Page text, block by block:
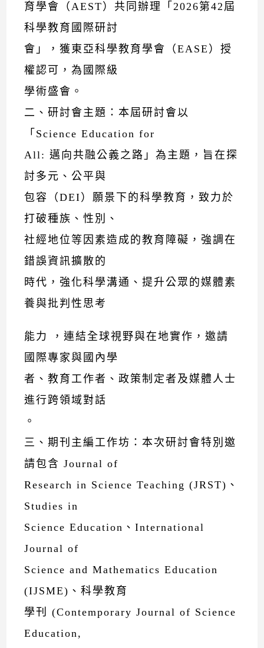
育學會（AEST）共同辦理「2026第42屆
科學教育國際研討
會」，獲東亞科學教育學會（EASE）授
權認可，為國際級
學術盛會。
二、研討會主題：本屆研討會以
「Science Education for
All: 邁向共融公義之路」為主題，旨在探
討多元、公平與
包容（DEI）願景下的科學教育，致力於
打破種族、性別、
社經地位等因素造成的教育障礙，強調在
錯誤資訊擴散的
時代，強化科學溝通、提升公眾的媒體素
養與批判性思考
能力 ，連結全球視野與在地實作，邀請
國際專家與國內學
者、教育工作者、政策制定者及媒體人士
進行跨領域對話
。
三、期刊主編工作坊：本次研討會特別邀
請包含 Journal of
Research in Science Teaching (JRST)、
Studies in
Science Education、International
Journal of
Science and Mathematics Education
(IJSME)、科學教育
學刊 (Contemporary Journal of Science
Education,